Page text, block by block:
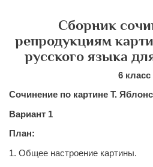
Сборник
репродукциям
русского языка
6 класс
Сочинение по картине Т.
Вариант 1
План:
1. Общее настроение картины.